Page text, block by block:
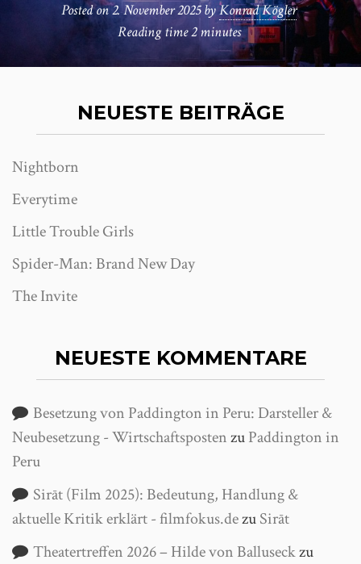
Posted on2. November 2025 byKonrad Kögler
Reading time2 minutes
NEUESTE BEITRÄGE
Nightborn
Everytime
Little Trouble Girls
Spider-Man: Brand New Day
The Invite
NEUESTE KOMMENTARE
Besetzung von Paddington in Peru: Darsteller &
Neubesetzung - WirtschaftspostenzuPaddington in
Peru
Sirāt (Film 2025): Bedeutung, Handlung &
aktuelle Kritik erklärt - filmfokus.dezuSirāt
Theatertreffen 2026 – Hilde von Balluseckzu